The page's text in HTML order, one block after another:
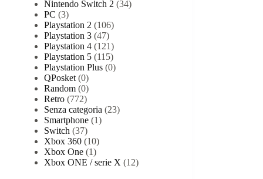
Nintendo Switch 2 (34)
PC (3)
Playstation 2 (106)
Playstation 3 (47)
Playstation 4 (121)
Playstation 5 (115)
Playstation Plus (0)
QPosket (0)
Random (0)
Retro (772)
Senza categoria (23)
Smartphone (1)
Switch (37)
Xbox 360 (10)
Xbox One (1)
Xbox ONE / serie X (12)